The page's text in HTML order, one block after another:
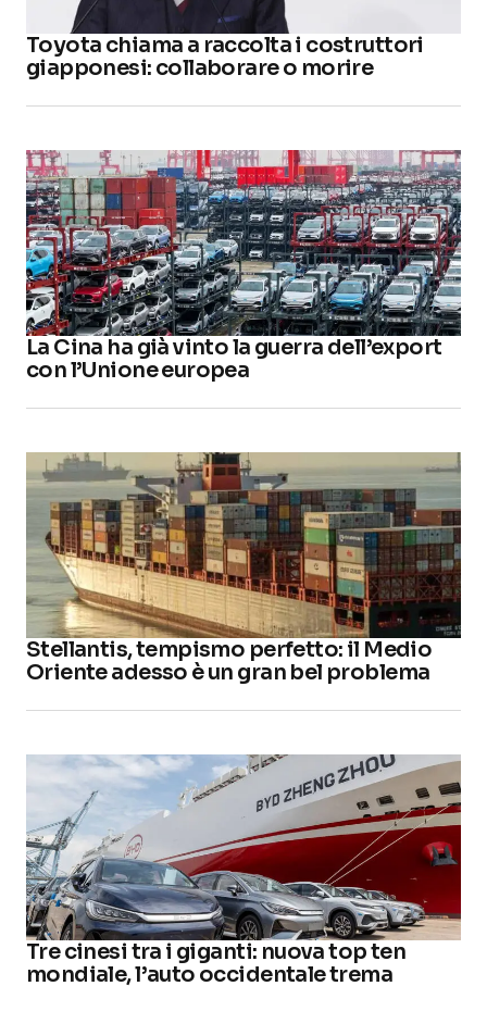
Toyota chiama a raccolta i costruttori
giapponesi: collaborare o morire
La Cina ha già vinto la guerra dell’export
con l’Unione europea
Stellantis, tempismo perfetto: il Medio
Oriente adesso è un gran bel problema
Tre cinesi tra i giganti: nuova top ten
mondiale, l’auto occidentale trema